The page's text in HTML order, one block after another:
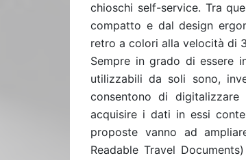
chioschi self-service. Tra
compatto e dal design
retro a colori alla velocità di
Sempre in grado di essere
utilizzabili da soli sono,
consentono di
acquisire i dati in essi
proposte vanno ad
Readable Travel